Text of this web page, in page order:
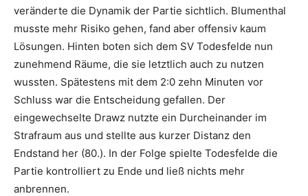
veränderte die Dynamik der Partie sichtlich. Blumenthal
musste mehr Risiko gehen, fand aber offensiv kaum
Lösungen. Hinten boten sich dem SV Todesfelde nun
zunehmend Räume, die sie letztlich auch zu nutzen
wussten. Spätestens mit dem 2:0 zehn Minuten vor
Schluss war die Entscheidung gefallen. Der
eingewechselte Drawz nutzte ein Durcheinander im
Strafraum aus und stellte aus kurzer Distanz den
Endstand her (80.). In der Folge spielte Todesfelde die
Partie kontrolliert zu Ende und ließ nichts mehr
anbrennen.